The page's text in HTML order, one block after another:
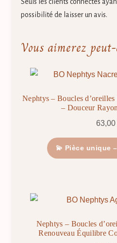
possibilité de laisser un avis.
Vous aimerez
Nephtys – Boucles
– Douceur
63,00
💫 Pièce unique
Nephtys – Boucles
Renouveau Équilibre